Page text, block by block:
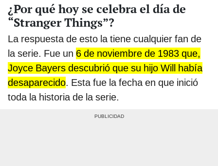
¿Por qué hoy se celebra el día de
“Stranger Things”?
La respuesta de esto la tiene cualquier fan de
la serie. Fue un 6 de noviembre de 1983 que,
Joyce Bayers descubrió que su hijo Will había
desaparecido. Esta fue la fecha en que inició
toda la historia de la serie.